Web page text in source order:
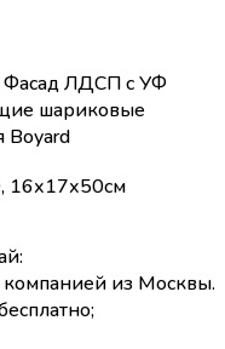
ЛДСП с УФ
шариковые
Boyard
16х17х50см
компанией из Москвы.